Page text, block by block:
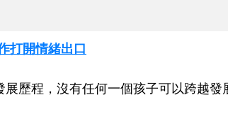
打開情緒出口
歷程，沒有任何一個孩子可以跨越發